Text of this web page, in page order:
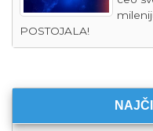
POSTOJALA!